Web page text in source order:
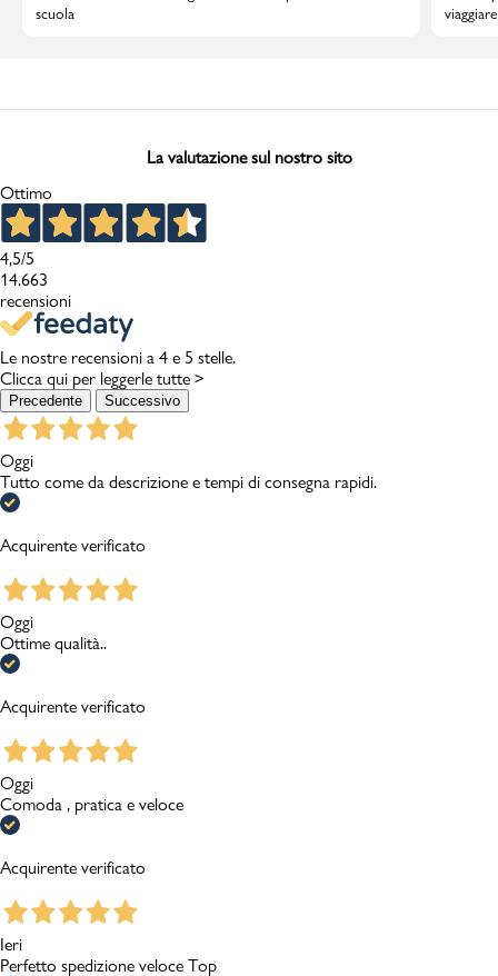
scuola
La valutazione sul nostro sito
Ottimo
4,5/5
14.663
recensioni
Le nostre recensioni a 4 e 5 stelle.
Clicca qui per leggerle tutte >
Precedente Successivo
Oggi
Tutto come da descrizione e tempi di consegna rapidi.
Acquirente verificato
Oggi
Ottime qualità..
Acquirente verificato
Oggi
Comoda , pratica e veloce
Acquirente verificato
Ieri
Perfetto spedizione veloce Top